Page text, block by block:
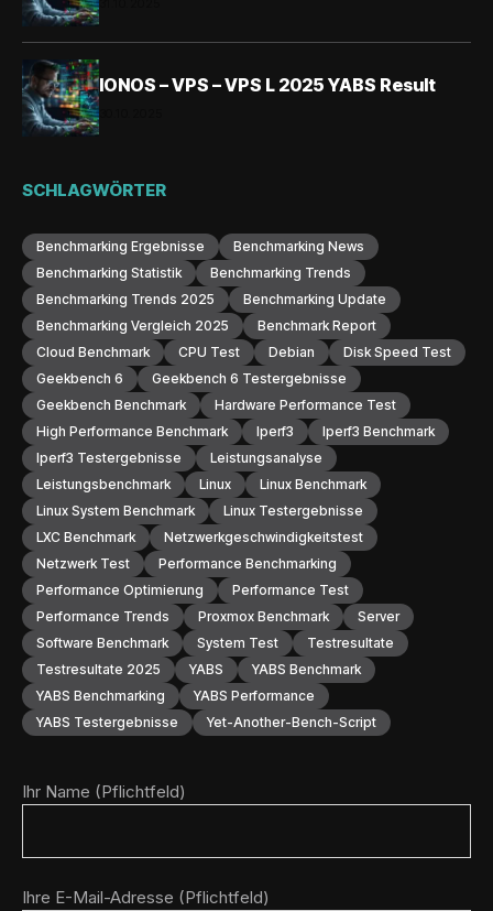
IONOS – VPS – VPS L 2025 YABS Result
SCHLAGWÖRTER
Benchmarking Ergebnisse
Benchmarking News
Benchmarking Statistik
Benchmarking Trends
Benchmarking Trends 2025
Benchmarking Update
Benchmarking Vergleich 2025
Benchmark Report
Cloud Benchmark
CPU Test Debian
Disk Speed Test
Geekbench 6
Geekbench 6 Testergebnisse
Geekbench Benchmark
Hardware Performance Test
High Performance Benchmark
Iperf3
Iperf3 Benchmark
Iperf3 Testergebnisse
Leistungsanalyse
Leistungsbenchmark
Linux
Linux Benchmark
Linux System Benchmark
Linux Testergebnisse
LXC Benchmark
Netzwerkgeschwindigkeitstest
Netzwerk Test
Performance Benchmarking
Performance Optimierung
Performance Test
Performance Trends
Proxmox Benchmark
Server
Software Benchmark
System Test
Testresultate
Testresultate 2025
YABS
YABS Benchmark
YABS Benchmarking
YABS Performance
YABS Testergebnisse
Yet-Another-Bench-Script
Ihr Name (Pflichtfeld)
Ihre E-Mail-Adresse (Pflichtfeld)